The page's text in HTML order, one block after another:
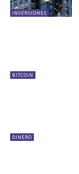
INVERSIONES
BITCOIN
DINERO